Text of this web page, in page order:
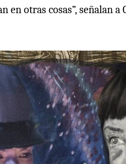
en otras cosas”, señalan a